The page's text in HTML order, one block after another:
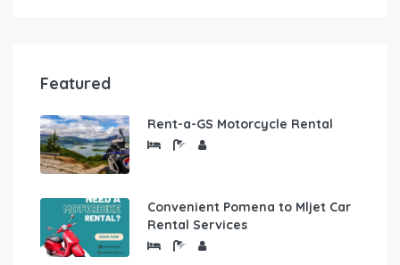
Featured
Rent-a-GS Motorcycle Rental
Convenient Pomena to Mljet Car
Rental Services